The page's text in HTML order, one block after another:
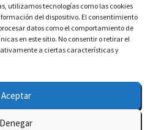
utilizamos tecnologías como las cookies
del dispositivo. El consentimiento
datos como el comportamiento de
en este sitio. No consentir o retirar el
a ciertas características y
Aceptar
Denegar
i una dita catalana